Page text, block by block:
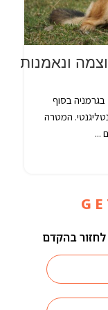
ונאמנות
בגרמניה בסוף
המטרה
...
G
לחזור בהקדם